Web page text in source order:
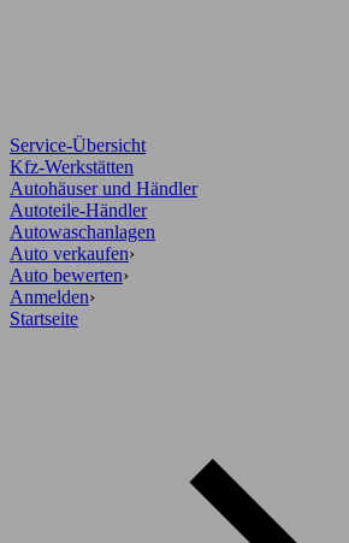
Service-Übersicht
Kfz-Werkstätten
Autohäuser und Händler
Autoteile-Händler
Autowaschanlagen
Auto verkaufen›
Auto bewerten›
Anmelden›
Startseite